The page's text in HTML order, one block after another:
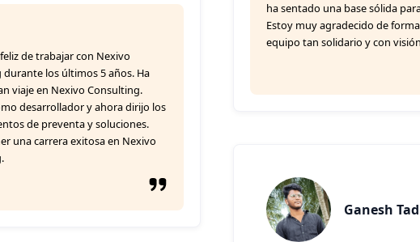
de trabajar con Nexivo
los últimos 5 años. Ha
viaje en Nexivo Consulting.
desarrollador y ahora dirijo los
de preventa y soluciones.
una carrera exitosa en Nexivo
ha sentado una base sólida
Estoy muy agradecido de
equipo tan solidario y con
Ganesh